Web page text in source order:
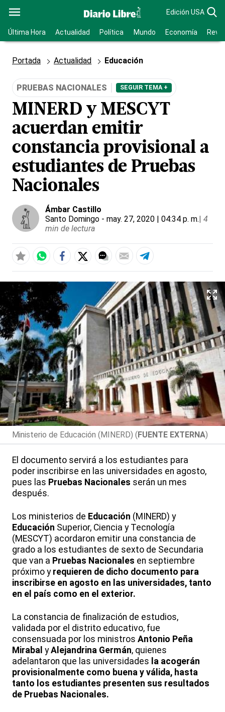
Edición USA
Última Hora Actualidad Política Mundo Economía
Portada Actualidad Educación
PRUEBAS NACIONALES SEGUIR TEMA +
MINERD y MESCYT
acuerdan emitir
constancia provisional a
estudiantes de Pruebas
Nacionales
Ámbar Castillo
Santo Domingo - may. 27, 2020 | 04:34 p. m.| 4
min de lectura
Ministerio de Educación (MINERD) (FUENTE EXTERNA)
El documento servirá a los estudiantes para
poder inscribirse en las universidades en agosto,
pues las Pruebas Nacionales serán un mes
después.
Los ministerios de Educación (MINERD) y
Educación Superior, Ciencia y Tecnología
(MESCYT) acordaron emitir una constancia de
grado a los estudiantes de sexto de Secundaria
que van a Pruebas Nacionales en septiembre
próximo yrequieren de dicho documento para
inscribirse en agosto en las universidades, tanto
en el país como en el exterior.
La constancia de finalización de estudios,
validada por el distrito educativo, fue
consensuada por los ministros Antonio Peña
Mirabal yAlejandrina Germán, quienes
adelantaron que las universidades la acogerán
provisionalmente como buena y válida, hasta
tanto los estudiantes presenten sus resultados
de Pruebas Nacionales.